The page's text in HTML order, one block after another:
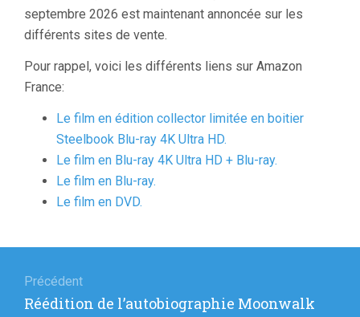
septembre 2026 est maintenant annoncée sur les
différents sites de vente.
Pour rappel, voici les différents liens sur Amazon
France:
Le film en édition collector limitée en boitier
Steelbook Blu-ray 4K Ultra HD.
Le film en Blu-ray 4K Ultra HD + Blu-ray.
Le film en Blu-ray.
Le film en DVD.
dePrécédent
Article
Réédition de l’autobiographie Moonwalk